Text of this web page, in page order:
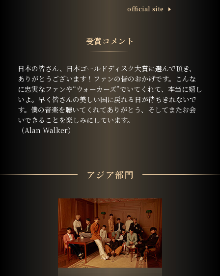
ofﬁcial site
受賞コメント
日本の皆さん、日本ゴールドディスク大賞に選んで頂き、
ありがとうございます！ファンの皆のおかげです。こんな
に忠実なファンや“ウォーカーズ”でいてくれて、本当に嬉し
いよ。早く皆さんの美しい国に戻れる日が待ちきれないで
す。僕の音楽を聴いてくれてありがとう、そしてまたお会
いできることを楽しみにしています。
（Alan Walker）
アジア部門